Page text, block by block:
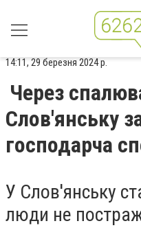
14:11, 29 березня 2024 р.
Через
Слов'янську
господарча
У Слов'янську
люди не